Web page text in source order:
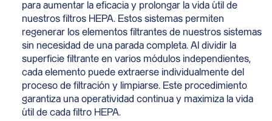
para aumentar la eficacia y prolongar la vida útil de
nuestros filtros HEPA. Estos sistemas permiten
regenerar los elementos filtrantes de nuestros sistemas
sin necesidad de una parada completa. Al dividir la
superficie filtrante en varios módulos independientes,
cada elemento puede extraerse individualmente del
proceso de filtración y limpiarse. Este procedimiento
garantiza una operatividad continua y maximiza la vida
útil de cada filtro HEPA.